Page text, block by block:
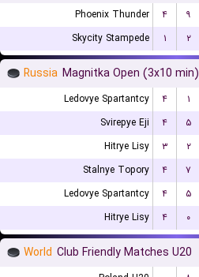
Phoenix Thunder ۴ ۹
Skycity Stampede
۱ ۲
Russia Magnitka Open (3x10 min)
Ledovye Spartantcy ۴ ۱
Svirepye Eji
۴ ۵
Hitrye Lisy
۳ ۲
Stalnye Topory
۴ ۷
Ledovye Spartantcy
۴ ۵
Hitrye Lisy
۴ ۰
World Club Friendly Matches U20